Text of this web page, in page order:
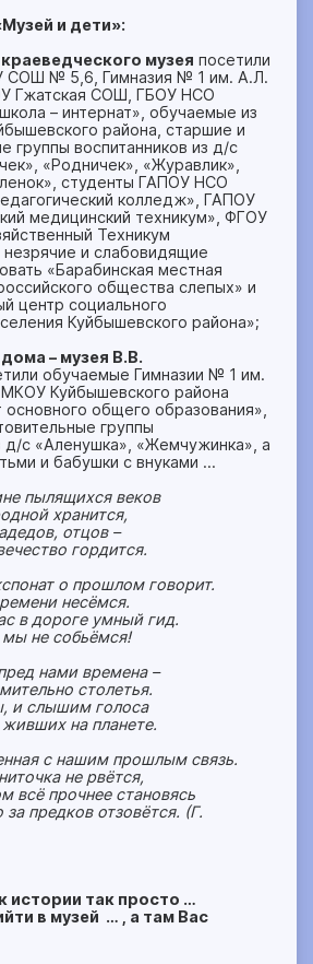
и дети»:
музея посетили
СОШ № 5,6, Гимназия № 1 им. А.Л.
Гжатская СОШ, ГБОУ НСО
– интернат», обучаемые из
района, старшие и
группы воспитанников из д/с
«Родничек», «Журавлик»,
студенты ГАПОУ НСО
колледж», ГАПОУ
медицинский техникум», ФГОУ
Техникум
и слабовидящие
«Барабинская местная
общества слепых» и
центр социального
Куйбышевского района»;
– музея В.В.
обучаемые Гимназии № 1 им.
Куйбышевского района
общего образования»,
группы
д/с «Аленушка», «Жемчужинка», а
и бабушки с внуками …
пылящихся веков
хранится,
отцов –
гордится.
о прошлом говорит.
несёмся.
в дороге умный гид.
мы не собьёмся!
нами времена –
столетья.
и слышим голоса
на планете.
с нашим прошлым связь.
не рвётся,
всё прочнее становясь
предков отзовётся. (Г.
истории так просто …
в музей … , а там Вас